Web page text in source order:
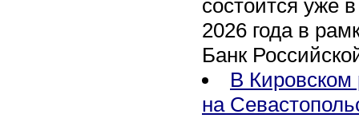
состоится уже
2026 года в
Банк
В Кировском
на